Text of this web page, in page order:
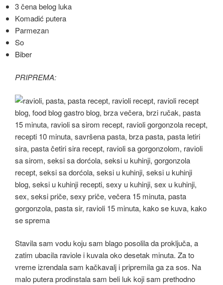
3 čena belog luka
Komadić putera
Parmezan
So
Biber
PRIPREMA:
Stavila sam vodu koju sam blago posolila da proključa, a
zatim ubacila raviole i kuvala oko desetak minuta. Za to
vreme izrendala sam kačkavalj i pripremila ga za sos. Na
malo putera prodinstala sam beli luk koji sam prethodno